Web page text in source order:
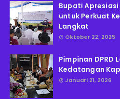
Bupati Apresiasi
untuk Perkuat
Langkat
Oktober 22, 2025
Pimpinan DPRD
Kedatangan
Januari 21, 2026